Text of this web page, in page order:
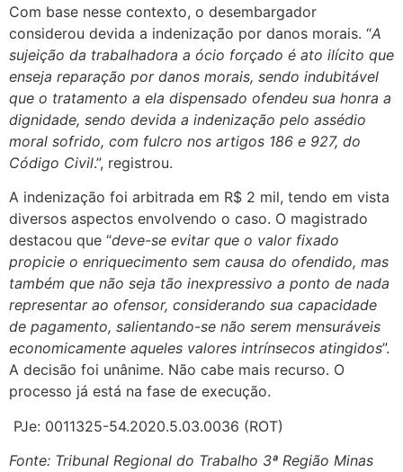
Com base nesse contexto, o desembargador
considerou devida a indenização por danos morais. “A
sujeição da trabalhadora a ócio forçado é ato ilícito que
enseja reparação por danos morais, sendo indubitável
que o tratamento a ela dispensado ofendeu sua honra a
dignidade, sendo devida a indenização pelo assédio
moral sofrido, com fulcro nos artigos 186 e 927, do
Código Civil.”, registrou.
A indenização foi arbitrada em R$ 2 mil, tendo em vista
diversos aspectos envolvendo o caso. O magistrado
destacou que “deve-se evitar que o valor fixado
propicie o enriquecimento sem causa do ofendido, mas
também que não seja tão inexpressivo a ponto de nada
representar ao ofensor, considerando sua capacidade
de pagamento, salientando-se não serem mensuráveis
economicamente aqueles valores intrínsecos atingidos”.
A decisão foi unânime. Não cabe mais recurso. O
processo já está na fase de execução.
PJe: 0011325-54.2020.5.03.0036 (ROT)
Fonte: Tribunal Regional do Trabalho 3ª Região Minas